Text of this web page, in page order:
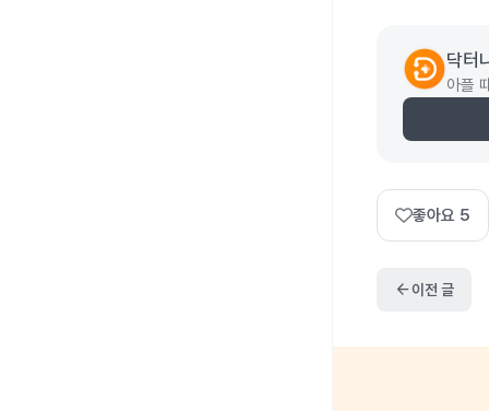
닥터
아플
좋아요 5
arrow_back이전 글